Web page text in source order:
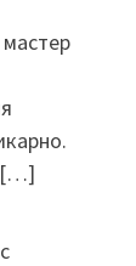
[…]